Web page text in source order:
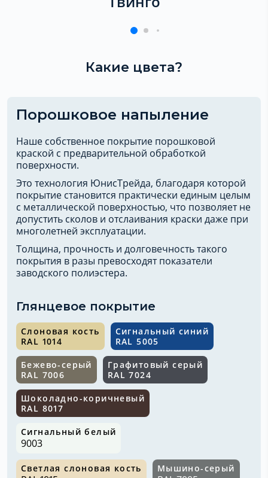
Какие цвета?
Порошковое напыление
Наше собственное покрытие порошковой
краской с предварительной обработкой
поверхности.
Это технология ЮнисТрейда, благодаря которой
покрытие становится практически единым целым
с металлической поверхностью, что позволяет не
допустить сколов и отслаивания краски даже при
многолетней эксплуатации.
Толщина, прочность и долговечность такого
покрытия в разы превосходят показатели
заводского полиэстера.
Глянцевое покрытие
Слоновая кость
RAL 1014
Сигнальный синий
RAL 5005
Бежево-серый
RAL 7006
Графитовый серый
RAL 7024
Шоколадно-коричневый
RAL 8017
Сигнальный белый
9003
Светлая слоновая кость Мышино-серый